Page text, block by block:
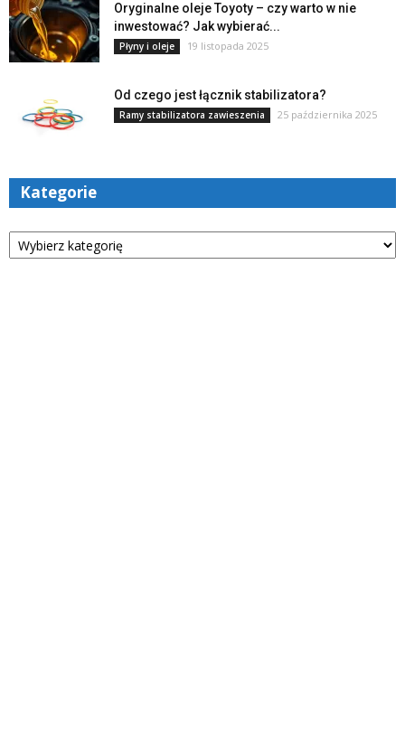
Oryginalne oleje Toyoty – czy warto w nie
inwestować? Jak wybierać...
Płyny i oleje 19 listopada 2025
Od czego jest łącznik stabilizatora?
Ramy stabilizatora zawieszenia 25 października 2025
Kategorie
Kategorie